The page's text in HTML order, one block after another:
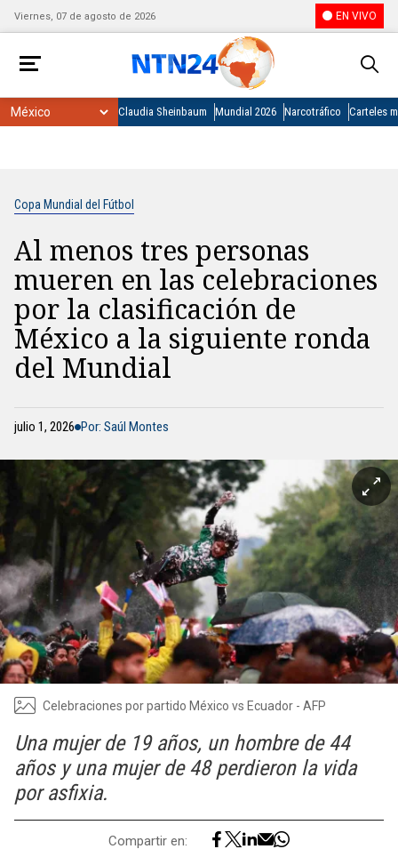
Viernes, 07 de agosto de 2026 EN VIVO
Claudia Sheinbaum Mundial 2026 Narcotráfico Carteles
Copa Mundial del Fútbol
Al menos tres personas
mueren en las celebraciones
por la clasificación de
México a la siguiente ronda
del Mundial
julio 1, 2026 Por: Saúl Montes
Celebraciones por partido México vs Ecuador - AFP
Una mujer de 19 años, un hombre de 44
años y una mujer de 48 perdieron la vida
por asfixia.
Compartir en: